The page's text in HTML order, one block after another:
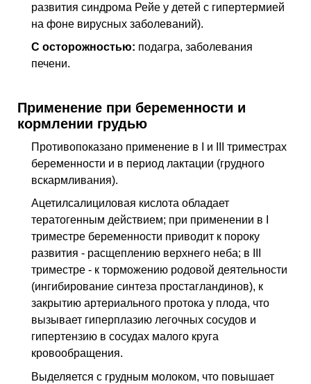
развития синдрома Рейе у детей с гипертермией
на фоне вирусных заболеваний).
C осторожностью: подагра, заболевания
печени.
Применение при беременности и
кормлении грудью
Противопоказано применение в I и III триместрах
беременности и в период лактации (грудного
вскармливания).
Ацетилсалициловая кислота обладает
тератогенным действием; при применении в I
триместре беременности приводит к пороку
развития - расщеплению верхнего неба; в III
триместре - к торможению родовой деятельности
(ингибирование синтеза простагландинов), к
закрытию артериального протока у плода, что
вызывает гиперплазию легочных сосудов и
гипертензию в сосудах малого круга
кровообращения.
Выделяется с грудным молоком, что повышает